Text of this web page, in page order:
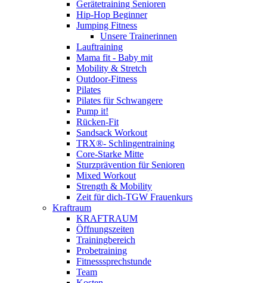
Gerätetraining Senioren
Hip-Hop Beginner
Jumping Fitness
Unsere Trainerinnen
Lauftraining
Mama fit - Baby mit
Mobility & Stretch
Outdoor-Fitness
Pilates
Pilates für Schwangere
Pump it!
Rücken-Fit
Sandsack Workout
TRX®- Schlingentraining
Core-Starke Mitte
Sturzprävention für Senioren
Mixed Workout
Strength & Mobility
Zeit für dich-TGW Frauenkurs
Kraftraum
KRAFTRAUM
Öffnungszeiten
Trainingbereich
Probetraining
Fitnesssprechstunde
Team